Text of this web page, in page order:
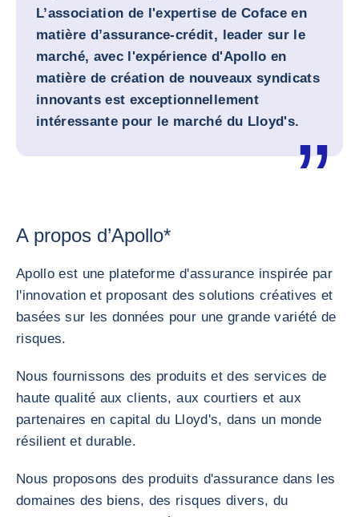
L’association de l'expertise de Coface en
matière d’assurance-crédit, leader sur le
marché, avec l'expérience d'Apollo en
matière de création de nouveaux syndicats
innovants est exceptionnellement
intéressante pour le marché du Lloyd's.
A propos d’Apollo*
Apollo est une plateforme d'assurance inspirée par
l'innovation et proposant des solutions créatives et
basées sur les données pour une grande variété de
risques.
Nous fournissons des produits et des services de
haute qualité aux clients, aux courtiers et aux
partenaires en capital du Lloyd's, dans un monde
résilient et durable.
Nous proposons des produits d'assurance dans les
domaines des biens, des risques divers, du